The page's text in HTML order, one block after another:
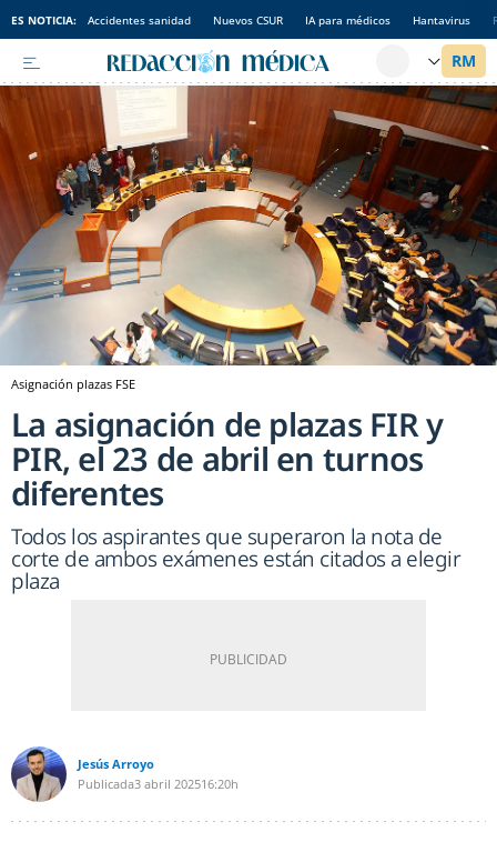
ES NOTICIA: Accidentes sanidad Nuevos CSUR IA para médicos Hantavirus
Asignación plazas FSE
La asignación de plazas FIR y
PIR, el 23 de abril en turnos
diferentes
Todos los aspirantes que superaron la nota de
corte de ambos exámenes están citados a elegir
plaza
Jesús Arroyo
Publicada3 abril 202516:20h